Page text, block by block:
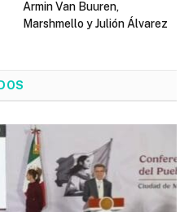
Armin Van Buuren,
Marshmello y Julión Álvarez